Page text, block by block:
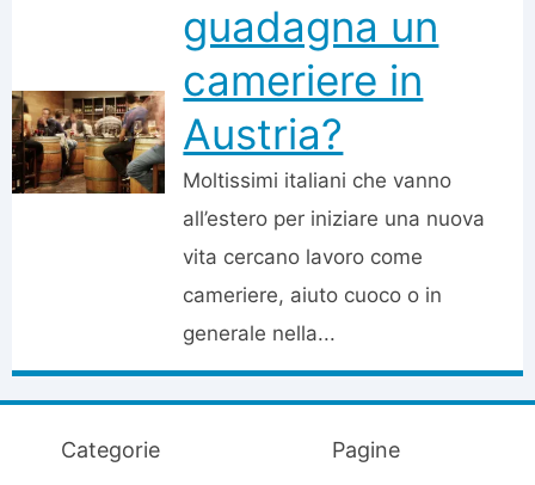
guadagna un
cameriere in
Austria?
Moltissimi italiani che vanno
all’estero per iniziare una nuova
vita cercano lavoro come
cameriere, aiuto cuoco o in
generale nella...
Categorie Pagine